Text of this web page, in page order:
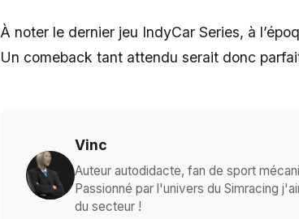
À noter le dernier jeu IndyCar Series, à
Un comeback tant attendu serait donc
Vinc
Auteur autodidacte, fan de sport
Passionné par l'univers du Simracing
du secteur !